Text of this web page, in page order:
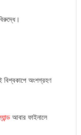
বিশ্বকাপে অংশগ্রহণ
আবার ফাইনালে